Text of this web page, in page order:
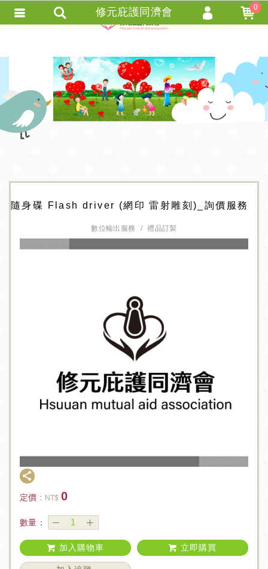
隨身碟 Flash driver (網印 雷射雕刻)_詢價服務
數位輸出服務 禮品訂製
定價 : NT$ 0
數量：
加入購物車 立即購買
修元庇護同濟會 0
會員註冊
忘記密碼
訂單查詢